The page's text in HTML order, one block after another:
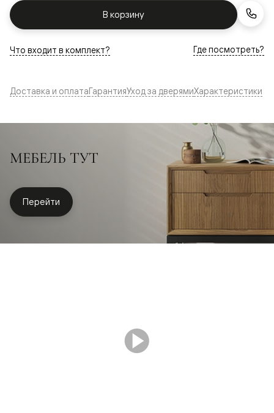
В корзину
Что входит в комплект? Где посмотреть?
Доставка и оплатаГарантияУход за дверямиХарактеристики
МЕБЕЛЬ ТУТ
Перейти